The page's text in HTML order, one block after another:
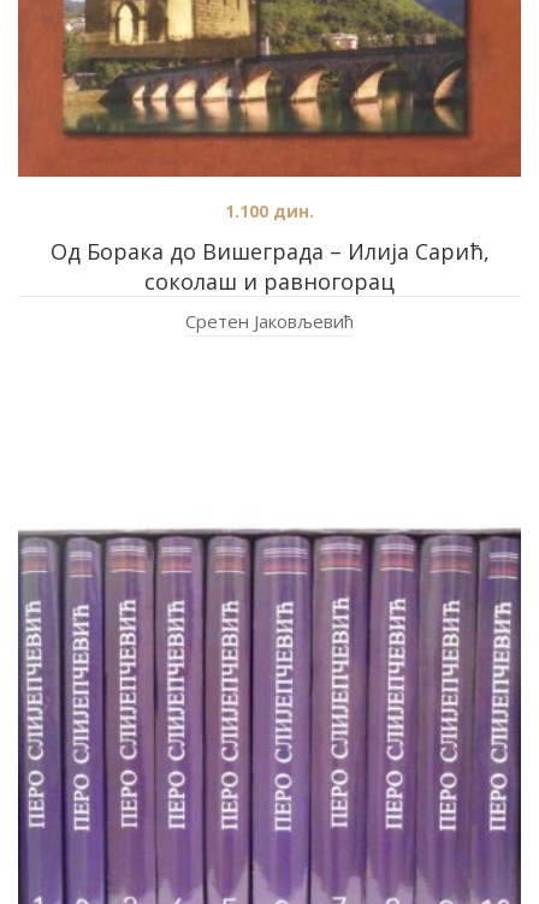
Од Борака до Вишеграда – Илија Сарић,
соколаш и равногорац
1.100 дин.
Сретен Јаковљевић